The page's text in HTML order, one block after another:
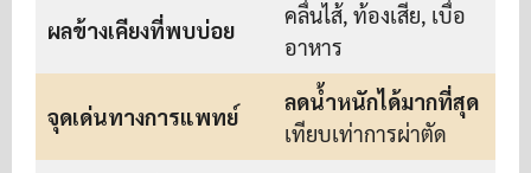
ผลข้างเคียงที่พบบ่อย
คลื่นไส้, ท้องเสีย, เบื่อ
อาหาร
จุดเด่นทางการแพทย์
ลดน้ำหนักได้มากที่สุด
เทียบเท่าการผ่าตัด